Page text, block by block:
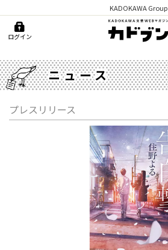
KADOKAWA Group
ログイン
ニュース
プレスリリース